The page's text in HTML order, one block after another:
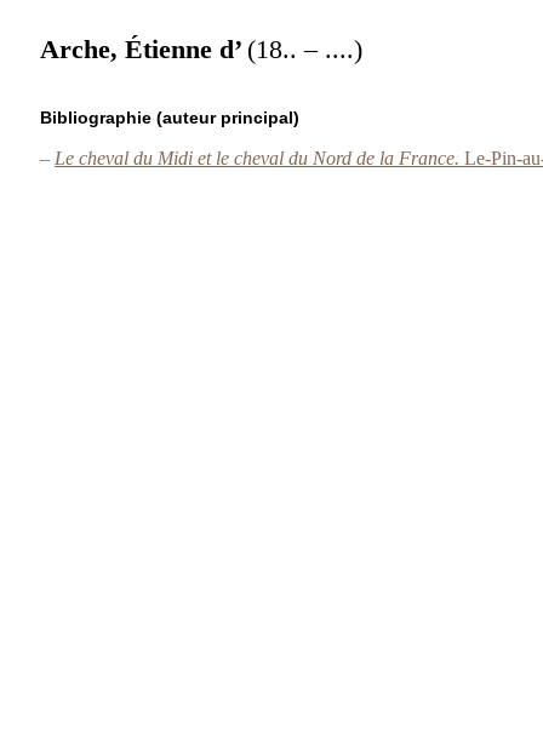
Arche, Étienne d’ (18.. – ....)
Bibliographie (auteur principal)
– Le cheval du Midi et le cheval du Nord de la France. Le-Pin-